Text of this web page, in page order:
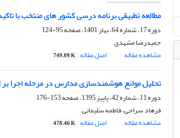
مطالعه تطبیقی برنامه درسی کشور های منتخب با
دوره 17، شماره 64، بهار 1401، صفحه
95-124
حمیدرضا مشهدی
مشاهده مقاله
اصل مقاله 749.09 K
تحلیل موانع هوشمندسازی مدارس در مرحله اجرا
دوره 11، شماره 42، پاییز 1395، صفحه
153-176
فرهاد سراجی، فاطمه سلیمانی
مشاهده مقاله
اصل مقاله 478.46 K